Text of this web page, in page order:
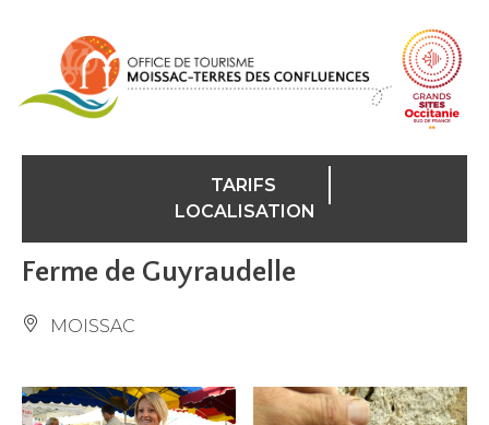
TARIFS
LOCALISATION
Ferme de Guyraudelle
MOISSAC